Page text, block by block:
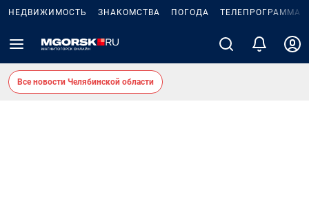
НЕДВИЖИМОСТЬ ЗНАКОМСТВА ПОГОДА ТЕЛЕПРОГРАММА
Все новости Челябинской области